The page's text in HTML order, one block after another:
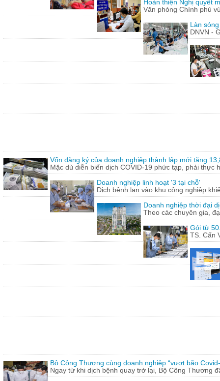
Hoàn thiện Nghị quyết
Văn phòng Chính phủ
Làn
DNVN -
Vốn đăng ký của doanh nghiệp thành lập mới tăng
Mặc dù diễn biến dịch COVID-19 phức tạp, phải thực
Doanh nghiệp linh hoạt '3 tại chỗ'
Dịch bệnh lan vào khu công nghiệp
Doanh nghiệp thời đại
Theo các chuyên gia,
Gói từ
TS. Cấn
Bộ Công Thương cùng doanh nghiệp “vượt bão
Ngay từ khi dịch bệnh quay trở lại, Bộ Công Thương